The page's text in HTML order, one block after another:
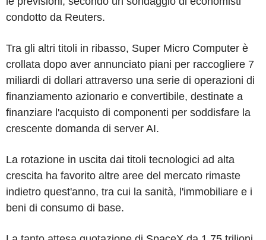
condotto da Reuters.
Tra gli altri titoli in ribasso, Super Micro Computer è
crollata dopo aver annunciato piani per raccogliere 7
miliardi di dollari attraverso una serie di operazioni di
finanziamento azionario e convertibile, destinate a
finanziare l'acquisto di componenti per soddisfare la
crescente domanda di server AI.
La rotazione in uscita dai titoli tecnologici ad alta
crescita ha favorito altre aree del mercato rimaste
indietro quest'anno, tra cui la sanità, l'immobiliare e i
beni di consumo di base.